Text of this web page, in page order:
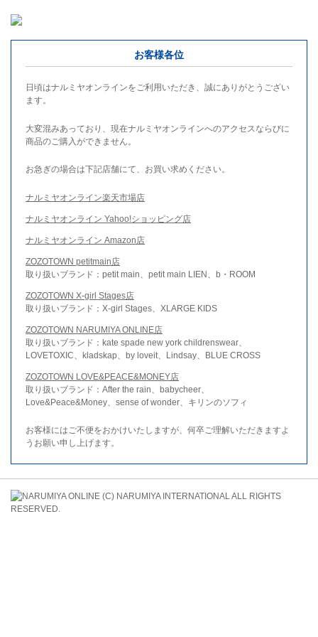
お客様各位
日頃はナルミヤオンラインをご利用いただき、誠にありがとうござい
ます。
大変混みあっており、現在ナルミヤオンラインへのアクセスならびに
商品のご購入ができません。
お急ぎの場合は下記店舗にて、お買い求めください。
ナルミヤオンライン楽天市場店
ナルミヤオンライン Yahoo!ショッピング店
ナルミヤオンライン Amazon店
ZOZOTOWN petitmain店
取り扱いブランド：petit main、petit main LIEN、b・ROOM
ZOZOTOWN X-girl Stages店
取り扱いブランド：X-girl Stages、XLARGE KIDS
ZOZOTOWN NARUMIYA ONLINE店
取り扱いブランド：kate spade new york childrenswear、
LOVETOXIC、kladskap、by loveit、Lindsay、BLUE CROSS
ZOZOTOWN LOVE&PEACE&MONEY店
取り扱いブランド：After the rain、babycheer、
Love&Peace&Money、sense of wonder、キリンのソフィ
お客様にはご不便をおかけいたしますが、何卒ご理解いただきますよ
うお願い申し上げます。